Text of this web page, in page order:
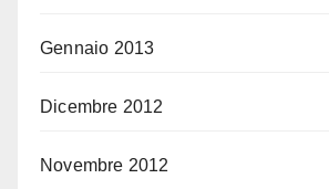
Gennaio 2013
Dicembre 2012
Novembre 2012